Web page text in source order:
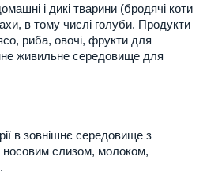
і дикі тварини (бродячі коти
в тому числі голуби. Продукти
риба, овочі, фрукти для
живильне середовище для
в зовнішнє середовище з
слизом, молоком,